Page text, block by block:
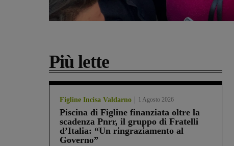
Più lette
Figline Incisa Valdarno 1 Agosto 2026
Piscina di Figline finanziata oltre la
scadenza Pnrr, il gruppo di Fratelli
d’Italia: “Un ringraziamento al
Governo”